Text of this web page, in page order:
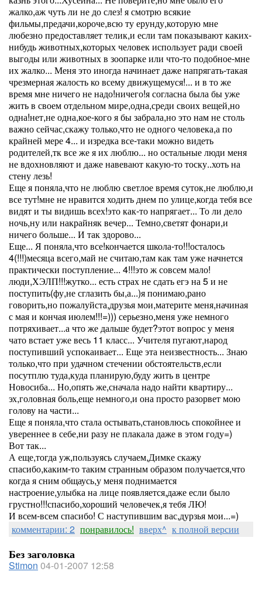
жалко,аж чуть ли не до слез! я смотрю всякие
фильмы,предачи,короче,всю ту ерунду,которую мне
любезно предоставляет телик,и если там показывают каких-
нибудь животных,которых человек использует ради своей
выгоды или животных в зоопарке или что-то подобное-мне
их жалко... Меня это иногда начинает даже напрягать-такая
чрезмерная жалость ко всему движущемуся!... и в то же
время мне ничего не надо!ничего!я согласна была бы уже
жить в своем отдельном мире,одна,среди своих вещей,но
одна!нет,не одна,кое-кого я бы забрала,но это нам не столь
важно сейчас,скажу только,что не одного человека,а по
крайней мере 4... и изредка все-таки можно видеть
родителей,тк все же я их люблю... но остальные люди меня
не вдохновляют и даже навевают какую-то тоску..хоть на
стену лезь!
Еще я поняла,что не люблю светлое время суток,не люблю,и
все тут!мне не нравится ходить днем по улице,когда тебя все
видят и ты видишь всех!это как-то напрягает... То ли дело
ночь,ну или накрайняк вечер... Темно,светят фонари,и
ничего больше... И так здорово...
Еще... Я поняла,что все!кончается школа-то!!!осталось
4(!!!)месяца всего,май не считаю,там как там уже начнется
практически поступление... 4!!!это ж совсем мало!
люди,ХЭЛП!!!жутко... есть страх не сдать егэ на 5 и не
поступить(фу,не сглазить бы,а...)я понимаю,рано
говорить,но пожалуйста,друзья мои,материте меня,начиная
с мая и кончая июлем!!!=))) серьезно,меня уже немного
потряхивает...а что же дальше будет?этот вопрос у меня
чато встает уже весь 11 класс... Учителя пугают,народ
поступивший успокаивает... Еще эта неизвестность... Знаю
только,что при удачном стечении обстоятельств,если
посутплю туда,куда планирую,буду жить в центре
Новосиба... Но,опять же,сначала надо найти квартиру...
эх,головная боль,еще немного,и она просто разорвет мою
голову на части...
Еще я поняла,что стала остывать,становлюсь спокойнее и
увереннее в себе,ни разу не плакала даже в этом году=)
Вот так...
А еще,тогда уж,пользуясь случаем,Димке скажу
спасибо,каким-то таким странным образом получается,что
когда я сним общаусь,у меня поднимается
настроение,улыбка на лице появляется,даже если было
грустно!!!спасибо,хороший человечек,я тебя ЛЮ!
И всем-всем спасибо! С наступившим вас,дурзья мои...=)
комментарии: 2 понравилось! вверх^ к полной версии
Без заголовка
Stimon 04-01-2007 12:58